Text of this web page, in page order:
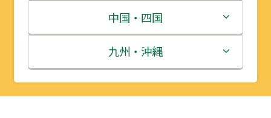
宮城県
秋田県
山形県
群馬県
埼玉県
千葉県
富山県
石川県
福井県
三重県
滋賀県
京都府
中国・四国
鳥取県
島根県
九州・沖縄
福岡県